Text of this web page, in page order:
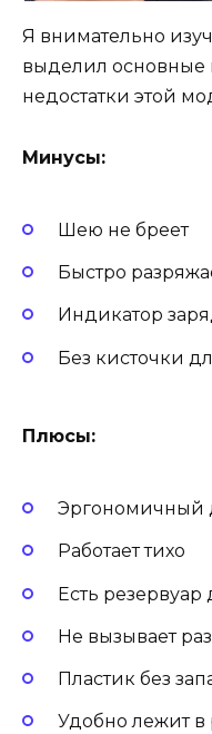
Я внимательно
выделил основные
недостатки этой
Минусы:
Шею не бреет
Быстро
Индикатор
Без кисточки
Плюсы:
Эргономичный
Работает тихо
Есть резервуар
Не вызывает
Пластик без
Удобно лежит в